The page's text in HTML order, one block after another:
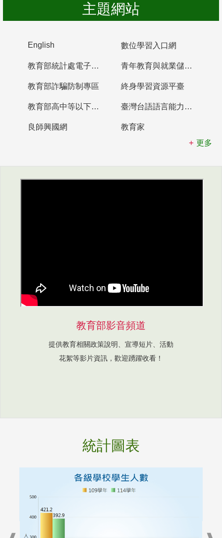
主題網站
English 數位學習入口網
教育部統計處電子書櫃 青年教育與就業儲蓄帳戶
教育部詐騙防制專區 終身學習資源平臺
教育部高中等以下學校及幼兒園教師資格檢定考試 臺灣台語語言能力認證網站
良師興國網
教育家
更多
教育部影音頻道
提供教育相關政策說明、宣導短片、活動
花絮等影片資訊，歡迎踴躍收看！
統計圖表